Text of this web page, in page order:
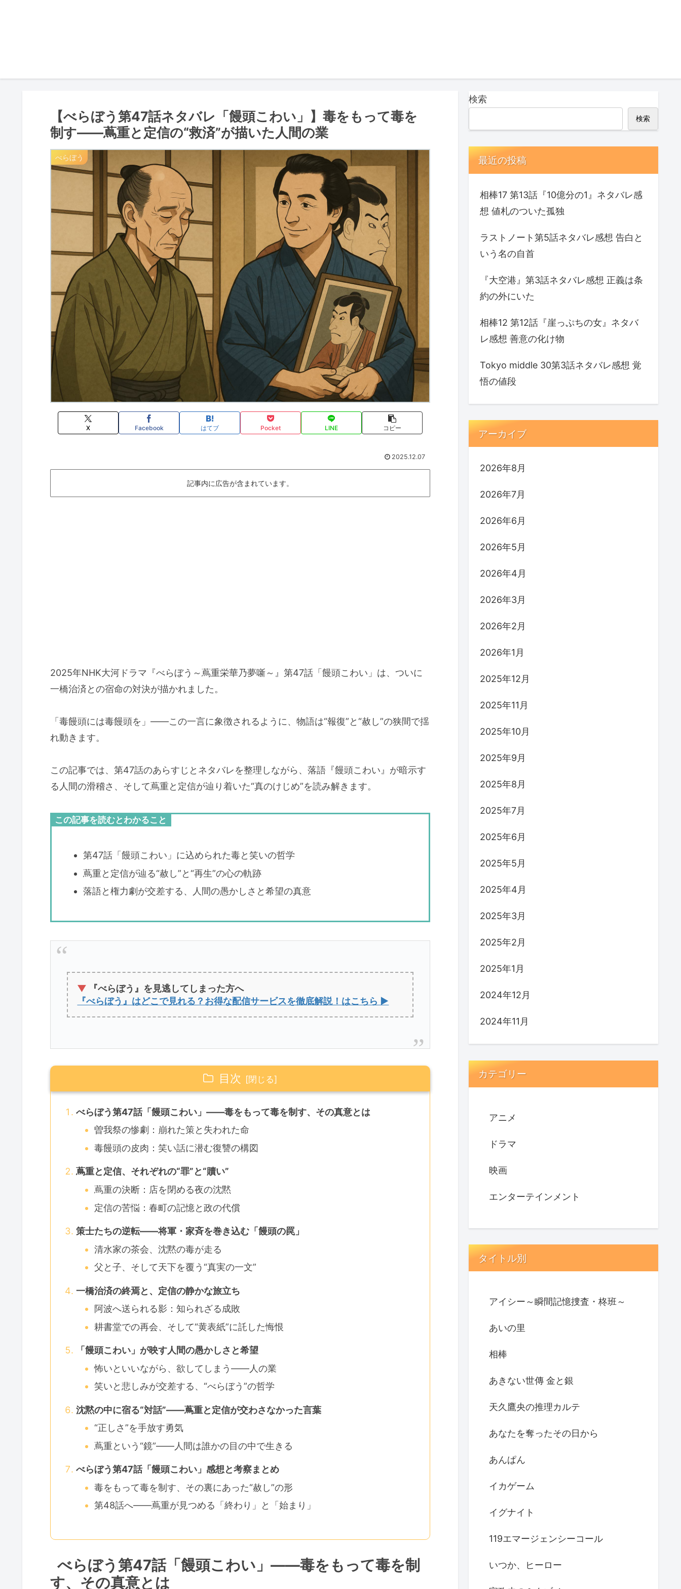
【べらぼう第47話ネタバレ「饅頭こわい」】毒をもって毒を
制す――蔦重と定信の“救済”が描いた人間の業
べらぼう
X Facebook はてブ Pocket LINE コピー
2025.12.07
記事内に広告が含まれています。
2025年NHK大河ドラマ『べらぼう～蔦重栄華乃夢噺～』第47話「饅頭こわい」は、ついに
一橋治済との宿命の対決が描かれました。
「毒饅頭には毒饅頭を」――この一言に象徴されるように、物語は“報復”と“赦し”の狭間で揺
れ動きます。
この記事では、第47話のあらすじとネタバレを整理しながら、落語『饅頭こわい』が暗示す
る人間の滑稽さ、そして蔦重と定信が辿り着いた“真のけじめ”を読み解きます。
この記事を読むとわかること
第47話「饅頭こわい」に込められた毒と笑いの哲学
蔦重と定信が辿る“赦し”と“再生”の心の軌跡
落語と権力劇が交差する、人間の愚かしさと希望の真意
▼ 『べらぼう』を見逃してしまった方へ
『べらぼう』はどこで見れる？お得な配信サービスを徹底解説！はこちら ▶
目次
べらぼう第47話「饅頭こわい」――毒をもって毒を制す、その真意とは
曽我祭の惨劇：崩れた策と失われた命
毒饅頭の皮肉：笑い話に潜む復讐の構図
蔦重と定信、それぞれの“罪”と“贖い”
蔦重の決断：店を閉める夜の沈黙
定信の苦悩：春町の記憶と政の代償
策士たちの逆転――将軍・家斉を巻き込む「饅頭の罠」
清水家の茶会、沈黙の毒が走る
父と子、そして天下を覆う“真実の一文”
一橋治済の終焉と、定信の静かな旅立ち
阿波へ送られる影：知られざる成敗
耕書堂での再会、そして“黄表紙”に託した悔恨
「饅頭こわい」が映す人間の愚かしさと希望
怖いといいながら、欲してしまう――人の業
笑いと悲しみが交差する、“べらぼう”の哲学
沈黙の中に宿る“対話”――蔦重と定信が交わさなかった言葉
“正しさ”を手放す勇気
蔦重という“鏡”――人間は誰かの目の中で生きる
べらぼう第47話「饅頭こわい」感想と考察まとめ
毒をもって毒を制す、その裏にあった“赦し”の形
第48話へ――蔦重が見つめる「終わり」と「始まり」
べらぼう第47話「饅頭こわい」――毒をもって毒を制
す、その真意とは
検索
検索
最近の投稿
相棒17 第13話『10億分の1』ネタバレ感
想 値札のついた孤独
ラストノート第5話ネタバレ感想 告白と
いう名の自首
『大空港』第3話ネタバレ感想 正義は条
約の外にいた
相棒12 第12話『崖っぷちの女』ネタバ
レ感想 善意の化け物
Tokyo middle 30第3話ネタバレ感想 覚
悟の値段
アーカイブ
2026年8月
2026年7月
2026年6月
2026年5月
2026年4月
2026年3月
2026年2月
2026年1月
2025年12月
2025年11月
2025年10月
2025年9月
2025年8月
2025年7月
2025年6月
2025年5月
2025年4月
2025年3月
2025年2月
2025年1月
2024年12月
2024年11月
カテゴリー
アニメ
ドラマ
映画
エンターテインメント
タイトル別
アイシー～瞬間記憶捜査・柊班～
あいの里
相棒
あきない世傳 金と銀
天久鷹央の推理カルテ
あなたを奪ったその日から
あんぱん
イカゲーム
イグナイト
119エマージェンシーコール
いつか、ヒーロー